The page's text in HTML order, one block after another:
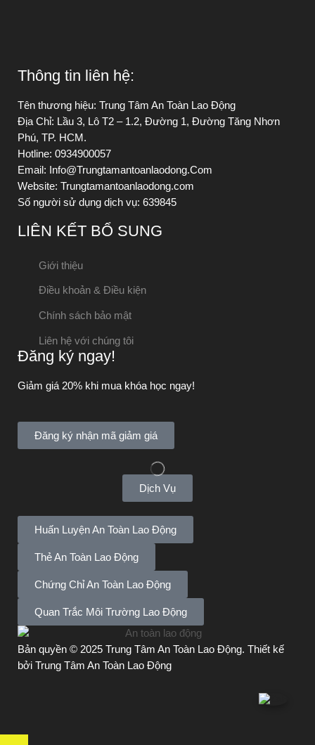
Thông tin liên hệ:
Tên thương hiệu: Trung Tâm An Toàn Lao Động
Địa Chỉ: Lầu 3, Lô T2 – 1.2, Đường 1, Đường Tăng Nhơn
Phú, TP. HCM.
Hotline: 0934900057
Email: Info@Trungtamantoanlaodong.Com
Website: Trungtamantoanlaodong.com
Số người sử dụng dịch vụ: 639845
LIÊN KẾT BỔ SUNG
Giới thiệu
Điều khoản & Điều kiện
Chính sách bảo mật
Liên hệ với chúng tôi
Đăng ký ngay!
Giảm giá 20% khi mua khóa học ngay!
Đăng ký nhận mã giảm giá
Dịch Vụ
Huấn Luyện An Toàn Lao Động
Thẻ An Toàn Lao Động
Chứng Chỉ An Toàn Lao Động
Quan Trắc Môi Trường Lao Động
Bản quyền © 2025 Trung Tâm An Toàn Lao Động. Thiết kế
bởi Trung Tâm An Toàn Lao Động